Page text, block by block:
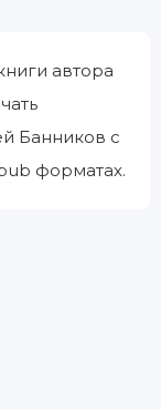
автора
Банников с
форматах.